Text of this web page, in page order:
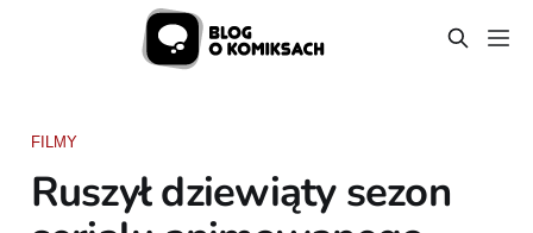
FILMY
Ruszył dziewiąty sezon